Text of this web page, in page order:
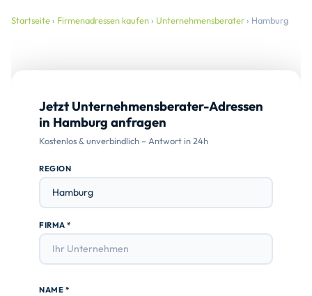
Startseite › Firmenadressen kaufen › Unternehmensberater › Hamburg
Jetzt Unternehmensberater-Adressen
in Hamburg anfragen
Kostenlos & unverbindlich – Antwort in 24h
REGION
FIRMA *
NAME *